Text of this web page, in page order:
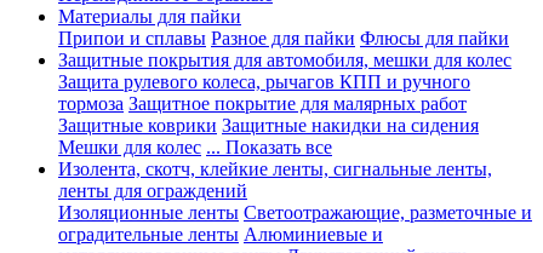
Материалы для пайки
Припои и сплавы Разное для пайки Флюсы для пайки
Защитные покрытия для автомобиля, мешки для колес
Защита рулевого колеса, рычагов КПП и ручного
тормоза Защитное покрытие для малярных работ
Защитные коврики Защитные накидки на сидения
Мешки для колес ... Показать все
Изолента, скотч, клейкие ленты, сигнальные ленты,
ленты для ограждений
Изоляционные ленты Светоотражающие, разметочные и
оградительные ленты Алюминиевые и